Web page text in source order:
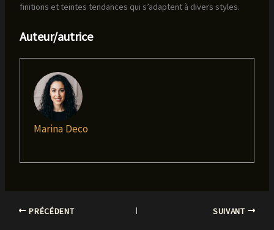
finitions et teintes tendances qui s’adaptent à divers styles.
Auteur/autrice
Marina Deco
PRÉCÉDENT SUIVANT